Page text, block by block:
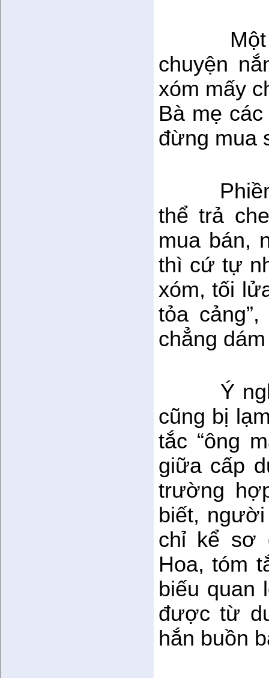
chuyện
xóm mấy
Bà mẹ
đừng mua
thể trả
mua bán,
thì cứ tự
xóm, tối
tỏa
chẳng
Ý
cũng bị
tắc “ông
giữa cấp
trường
biết,
chỉ kể sơ
Hoa, tóm
biếu quan
được từ
hắn buồn